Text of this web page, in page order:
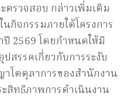
ตรวจสอบ กล่าวเพิ่มเติม
กิจกรรมภายใต้โครงการ
2569 โดยกำหนดให้มี
สรรคเกี่ยวกับการระงับ
ตตุลาการของสำนักงาน
สิทธิภาพการดำเนินงาน